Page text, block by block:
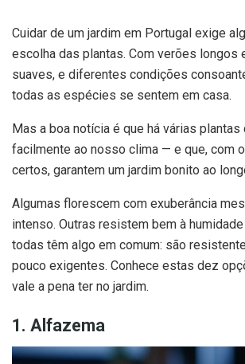
Cuidar de um jardim em Portugal exige
escolha das plantas. Com verões longos
suaves, e diferentes condições
todas as espécies se sentem em casa.
Mas a boa notícia é que há várias
facilmente ao nosso clima — e que, com
certos, garantem um jardim bonito ao
Algumas florescem com exuberância
intenso. Outras resistem bem à
todas têm algo em comum: são
pouco exigentes. Conhece estas dez
vale a pena ter no jardim.
1. Alfazema